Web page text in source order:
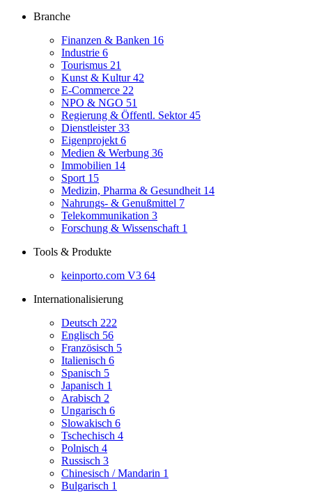
Branche
Finanzen & Banken 16
Industrie 6
Tourismus 21
Kunst & Kultur42
E-Commerce 22
NPO & NGO 51
Regierung & Öffentl. Sektor45
Dienstleister33
Eigenprojekt 6
Medien & Werbung 36
Immobilien 14
Sport 15
Medizin, Pharma & Gesundheit 14
Nahrungs- & Genußmittel 7
Telekommunikation 3
Forschung & Wissenschaft 1
Tools & Produkte
keinporto.com V3 64
Internationalisierung
Deutsch 222
Englisch 56
Französisch 5
Italienisch 6
Spanisch 5
Japanisch 1
Arabisch 2
Ungarisch 6
Slowakisch 6
Tschechisch 4
Polnisch 4
Russisch 3
Chinesisch / Mandarin 1
Bulgarisch 1